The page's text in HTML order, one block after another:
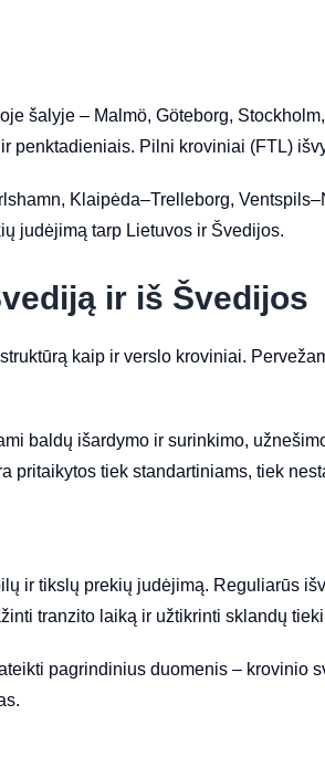
šalyje – Malmö, Göteborg,
penktadieniais. Pilni kroviniai (FTL)
Klaipėda–Trelleborg,
judėjimą tarp Lietuvos ir Švedijos.
ir iš Švedijos
kaip ir verslo kroviniai.
baldų išardymo ir surinkimo,
pritaikytos tiek standartiniams, tiek
ir tikslų prekių judėjimą. Reguliarūs
tranzito laiką ir užtikrinti sklandų
pagrindinius duomenis – krovinio